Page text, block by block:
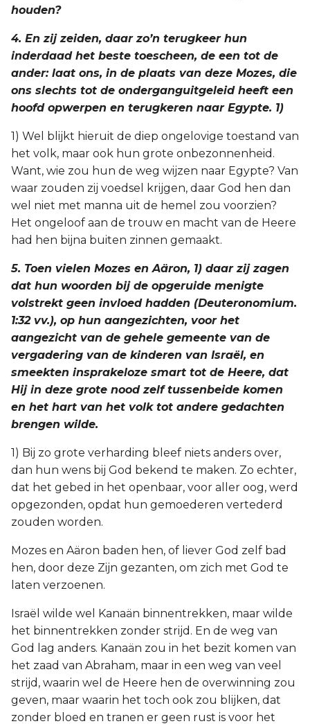
houden?
4. En zij zeiden, daar zo’n terugkeer hun
inderdaad het beste toescheen, de een tot de
ander: laat ons, in de plaats van deze Mozes, die
ons slechts tot de onderganguitgeleid heeft een
hoofd opwerpen en terugkeren naar Egypte. 1)
1) Wel blijkt hieruit de diep ongelovige toestand van
het volk, maar ook hun grote onbezonnenheid.
Want, wie zou hun de weg wijzen naar Egypte? Van
waar zouden zij voedsel krijgen, daar God hen dan
wel niet met manna uit de hemel zou voorzien?
Het ongeloof aan de trouw en macht van de Heere
had hen bijna buiten zinnen gemaakt.
5. Toen vielen Mozes en Aäron, 1) daar zij zagen
dat hun woorden bij de opgeruide menigte
volstrekt geen invloed hadden (Deuteronomium.
1:32 vv.), op hun aangezichten, voor het
aangezicht van de gehele gemeente van de
vergadering van de kinderen van Israël, en
smeekten insprakeloze smart tot de Heere, dat
Hij in deze grote nood zelf tussenbeide komen
en het hart van het volk tot andere gedachten
brengen wilde.
1) Bij zo grote verharding bleef niets anders over,
dan hun wens bij God bekend te maken. Zo echter,
dat het gebed in het openbaar, voor aller oog, werd
opgezonden, opdat hun gemoederen vertederd
zouden worden.
Mozes en Aäron baden hen, of liever God zelf bad
hen, door deze Zijn gezanten, om zich met God te
laten verzoenen.
Israël wilde wel Kanaän binnentrekken, maar wilde
het binnentrekken zonder strijd. En de weg van
God lag anders. Kanaän zou in het bezit komen van
het zaad van Abraham, maar in een weg van veel
strijd, waarin wel de Heere hen de overwinning zou
geven, maar waarin het toch ook zou blijken, dat
zonder bloed en tranen er geen rust is voor het